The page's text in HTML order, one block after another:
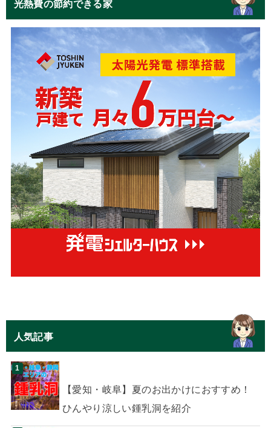
光熱費の節約できる家
人気記事
【愛知・岐阜】夏のお出かけにおすすめ！
ひんやり涼しい鍾乳洞を紹介